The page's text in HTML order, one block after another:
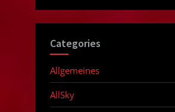
Categories
Allgemeines
AllSky